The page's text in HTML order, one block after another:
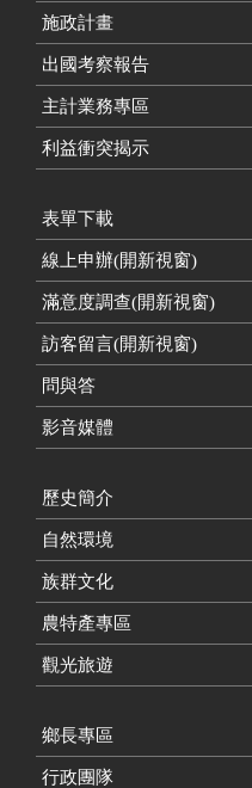
施政計畫
出國考察報告
主計業務專區
利益衝突揭示
表單下載
線上申辦(開新視窗)
滿意度調查(開新視窗)
訪客留言(開新視窗)
問與答
影音媒體
歷史簡介
自然環境
族群文化
農特產專區
觀光旅遊
鄉長專區
行政團隊